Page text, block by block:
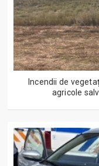
Incendii de
agricole